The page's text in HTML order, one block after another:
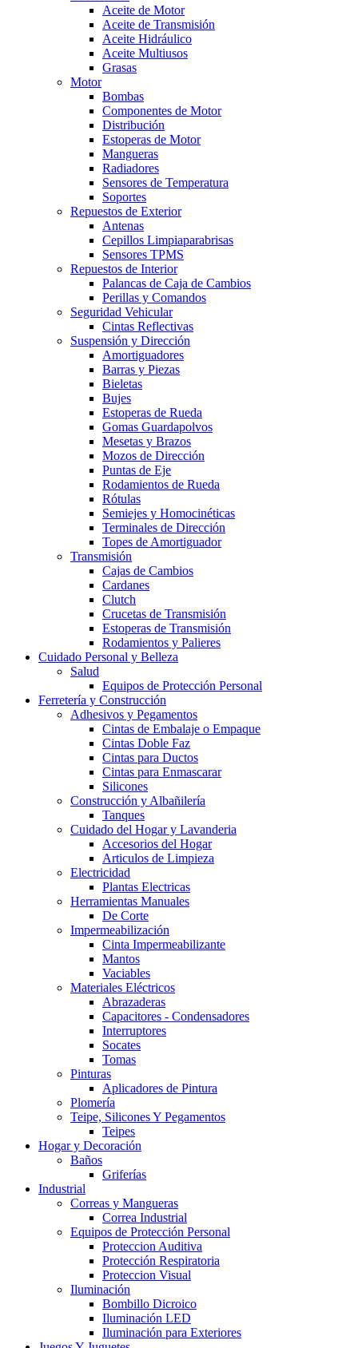
Aceite de Motor
Aceite de Transmisión
Aceite Hidráulico
Aceite Multiusos
Grasas
Motor
Bombas
Componentes de Motor
Distribución
Estoperas de Motor
Mangueras
Radiadores
Sensores de Temperatura
Soportes
Repuestos de Exterior
Antenas
Cepillos Limpiaparabrisas
Sensores TPMS
Repuestos de Interior
Palancas de Caja de Cambios
Perillas y Comandos
Seguridad Vehicular
Cintas Reflectivas
Suspensión y Dirección
Amortiguadores
Barras y Piezas
Bieletas
Bujes
Estoperas de Rueda
Gomas Guardapolvos
Mesetas y Brazos
Mozos de Dirección
Puntas de Eje
Rodamientos de Rueda
Rótulas
Semiejes y Homocinéticas
Terminales de Dirección
Topes de Amortiguador
Transmisión
Cajas de Cambios
Cardanes
Clutch
Crucetas de Transmisión
Estoperas de Transmisión
Rodamientos y Palieres
Cuidado Personal y Belleza
Salud
Equipos de Protección Personal
Ferretería y Construcción
Adhesivos y Pegamentos
Cintas de Embalaje o Empaque
Cintas Doble Faz
Cintas para Ductos
Cintas para Enmascarar
Silicones
Construcción y Albañilería
Tanques
Cuidado del Hogar y Lavanderia
Accesorios del Hogar
Articulos de Limpieza
Electricidad
Plantas Electricas
Herramientas Manuales
De Corte
Impermeabilización
Cinta Impermeabilizante
Mantos
Vaciables
Materiales Eléctricos
Abrazaderas
Capacitores - Condensadores
Interruptores
Socates
Tomas
Pinturas
Aplicadores de Pintura
Plomería
Teipe, Silicones Y Pegamentos
Teipes
Hogar y Decoración
Baños
Griferías
Industrial
Correas y Mangueras
Correa Industrial
Equipos de Protección Personal
Proteccion Auditiva
Protección Respiratoria
Proteccion Visual
Iluminación
Bombillo Dicroico
Iluminación LED
Iluminación para Exteriores